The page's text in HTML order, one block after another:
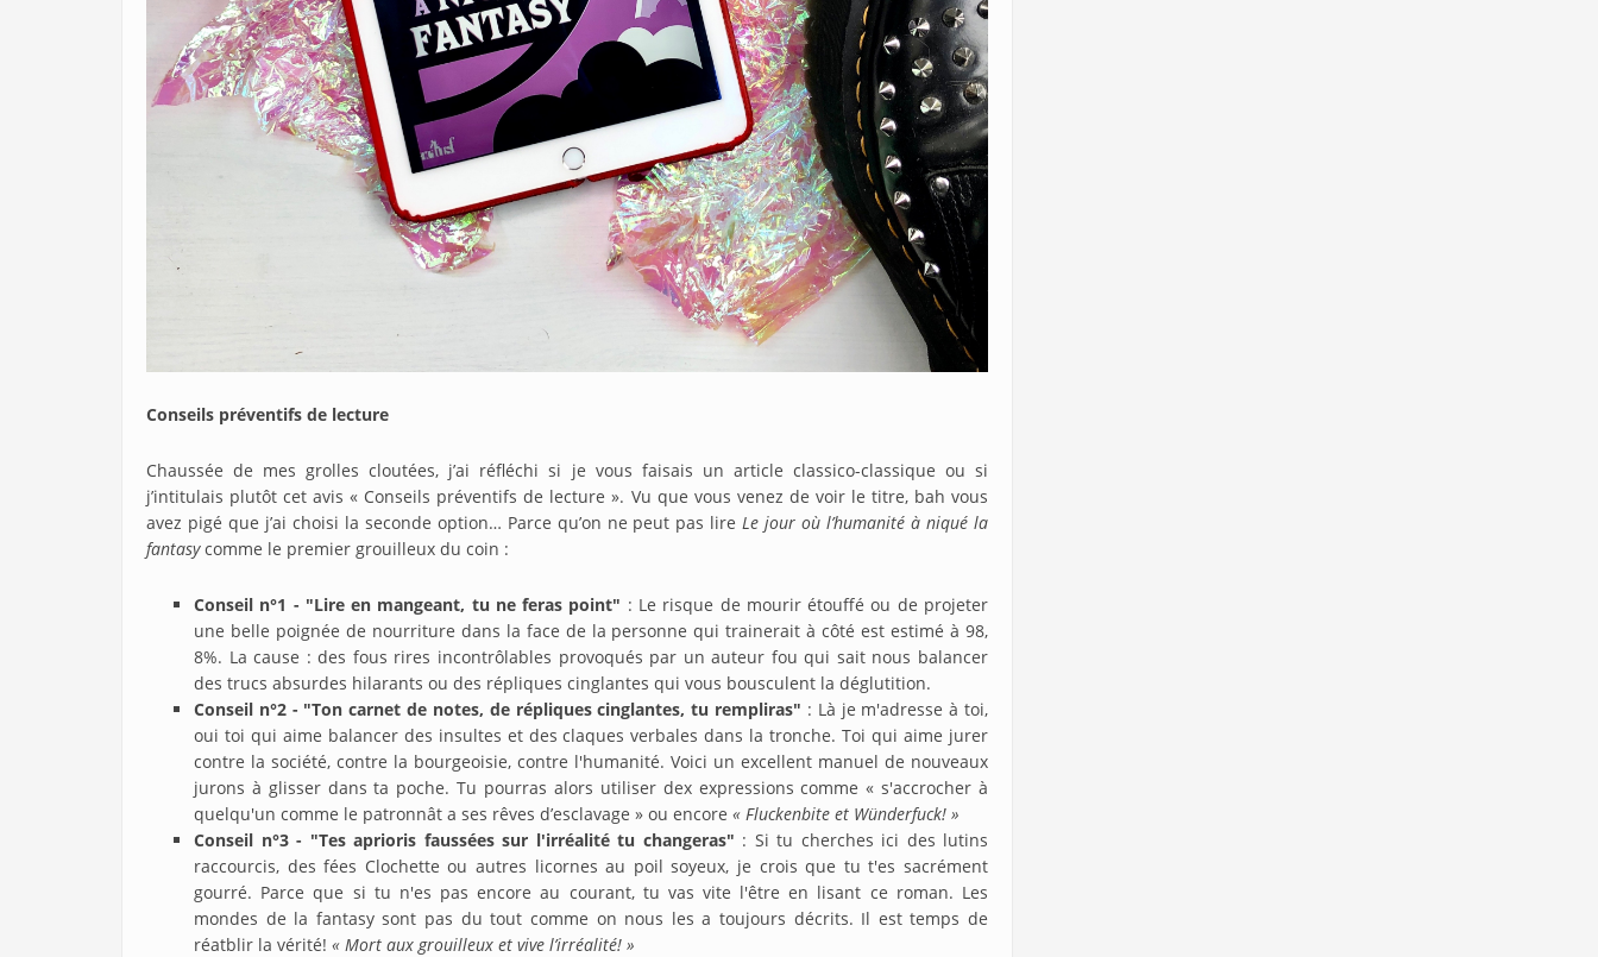
Conseils préventifs de lecture
Chaussée de mes grolles cloutées, j’ai réfléchi si je vous faisais un article classico-classique ou si
j’intitulais plutôt cet avis « Conseils préventifs de lecture ». Vu que vous venez de voir le titre, bah vous
avez pigé que j’ai choisi la seconde option… Parce qu’on ne peut pas lireLe jour où l’humanité à niqué la
fantasycomme le premier grouilleux du coin :
Conseil n°1 - "Lire en mangeant, tu ne feras point" : Le risque de mourir étouffé ou de projeter
une belle poignée de nourriture dans la face de la personne qui trainerait à côté est estimé à 98,
8%. La cause : des fous rires incontrôlables provoqués par un auteur fou qui sait nous balancer
des trucs absurdes hilarants ou des répliques cinglantes qui vous bousculent la déglutition.
Conseil n°2 - "Ton carnet de notes, de répliques cinglantes, tu rempliras" : Là je m'adresse à toi,
oui toi qui aime balancer des insultes et des claques verbales dans la tronche. Toi qui aime jurer
contre la société, contre la bourgeoisie, contre l'humanité. Voici un excellent manuel de nouveaux
jurons à glisser dans ta poche. Tu pourras alors utiliser dex expressions comme « s'accrocher à
quelqu'un comme le patronnât a ses rêves d’esclavage » ou encore « Fluckenbite et Wünderfuck! »
Conseil n°3 - "Tes aprioris faussées sur l'irréalité tu changeras" : Si tu cherches ici des lutins
raccourcis, des fées Clochette ou autres licornes au poil soyeux, je crois que tu t'es sacrément
gourré. Parce que si tu n'es pas encore au courant, tu vas vite l'être en lisant ce roman. Les
mondes de la fantasy sont pas du tout comme on nous les a toujours décrits. Il est temps de
réatblir la vérité! « Mort aux grouilleux et vive l’irréalité! »